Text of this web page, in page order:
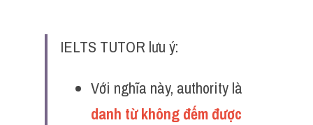
IELTS TUTOR lưu ý:
danh từ không đếm được